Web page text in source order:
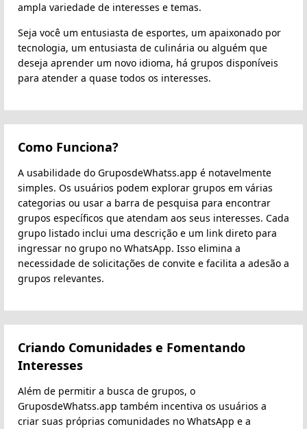
ampla variedade de interesses e temas.
Seja você um entusiasta de esportes, um apaixonado por
tecnologia, um entusiasta de culinária ou alguém que
deseja aprender um novo idioma, há grupos disponíveis
para atender a quase todos os interesses.
Como Funciona?
A usabilidade do GruposdeWhatss.app é notavelmente
simples. Os usuários podem explorar grupos em várias
categorias ou usar a barra de pesquisa para encontrar
grupos específicos que atendam aos seus interesses. Cada
grupo listado inclui uma descrição e um link direto para
ingressar no grupo no WhatsApp. Isso elimina a
necessidade de solicitações de convite e facilita a adesão a
grupos relevantes.
Criando Comunidades e Fomentando
Interesses
Além de permitir a busca de grupos, o
GruposdeWhatss.app também incentiva os usuários a
criar suas próprias comunidades no WhatsApp e a